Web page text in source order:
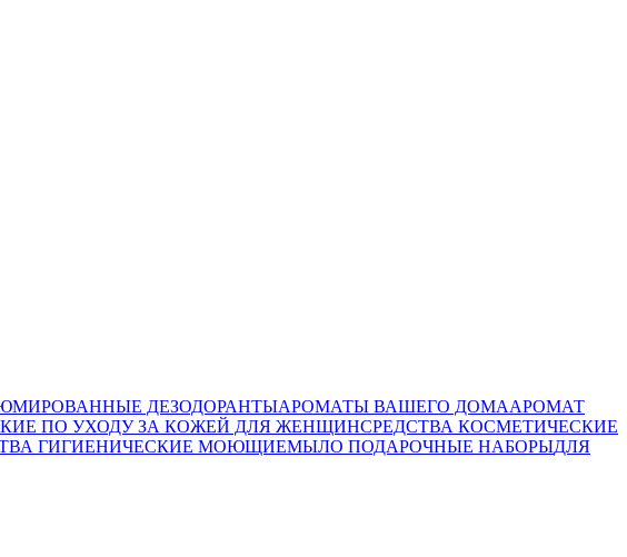
ДЕЗОДОРАНТЫАРОМАТЫ ВАШЕГО ДОМААРОМАТ
ПО УХОДУ ЗА КОЖЕЙ ДЛЯ ЖЕНЩИНСРЕДСТВА КОСМЕТИЧЕСКИЕ
ГИГИЕНИЧЕСКИЕ МОЮЩИЕМЫЛО ПОДАРОЧНЫЕ НАБОРЫДЛЯ